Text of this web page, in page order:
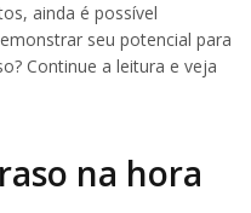
ainda é possível
seu potencial para
Continue a leitura e veja
na hora